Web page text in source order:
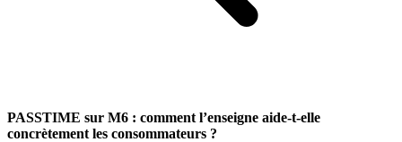
PASSTIME sur M6 : comment l’enseigne aide-t-elle
concrètement les consommateurs ?